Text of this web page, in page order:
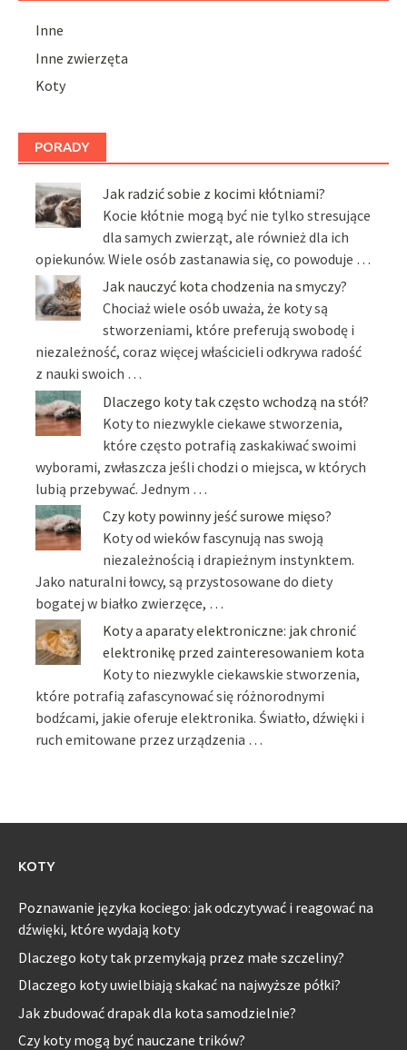
Inne
Inne zwierzęta
Koty
PORADY
Jak radzić sobie z kocimi kłótniami?
Kocie kłótnie mogą być nie tylko stresujące
dla samych zwierząt, ale również dla ich
opiekunów. Wiele osób zastanawia się, co powoduje …
Jak nauczyć kota chodzenia na smyczy?
Chociaż wiele osób uważa, że koty są
stworzeniami, które preferują swobodę i
niezależność, coraz więcej właścicieli odkrywa radość
z nauki swoich …
Dlaczego koty tak często wchodzą na stół?
Koty to niezwykle ciekawe stworzenia,
które często potrafią zaskakiwać swoimi
wyborami, zwłaszcza jeśli chodzi o miejsca, w których
lubią przebywać. Jednym …
Czy koty powinny jeść surowe mięso?
Koty od wieków fascynują nas swoją
niezależnością i drapieżnym instynktem.
Jako naturalni łowcy, są przystosowane do diety
bogatej w białko zwierzęce, …
Koty a aparaty elektroniczne: jak chronić
elektronikę przed zainteresowaniem kota
Koty to niezwykle ciekawskie stworzenia,
które potrafią zafascynować się różnorodnymi
bodźcami, jakie oferuje elektronika. Światło, dźwięki i
ruch emitowane przez urządzenia …
KOTY
Poznawanie języka kociego: jak odczytywać i reagować na
dźwięki, które wydają koty
Dlaczego koty tak przemykają przez małe szczeliny?
Dlaczego koty uwielbiają skakać na najwyższe półki?
Jak zbudować drapak dla kota samodzielnie?
Czy koty mogą być nauczane trików?